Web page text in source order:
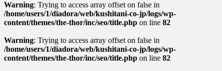
Warning: Trying to access array offset on false in
/home/users/1/diadora/web/kushitani-co-jp/logs/wp-
content/themes/the-thor/inc/seo/title.php on line 82
Warning: Trying to access array offset on false in
/home/users/1/diadora/web/kushitani-co-jp/logs/wp-
content/themes/the-thor/inc/seo/title.php on line 82